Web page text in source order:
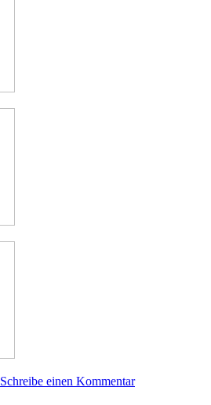
Schreibe einen Kommentarzu